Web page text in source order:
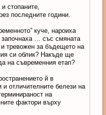
стопаните,
последните години.
куче, нароиха
започнаха … със смяната
и тревожен за бъдещето на
си облик? Накъде ще
на съвременния етап?
й в
отличителните белези на
на
фактори върху